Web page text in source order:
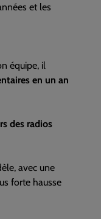
et les
équipe, il
en un an
des radios
avec une
forte hausse